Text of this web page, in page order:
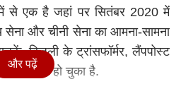
में से एक है जहां पर सितंबर 2020 में
सेना और चीनी सेना का आमना-सामना
बिजली के ट्रांसफॉर्मर, लैंपपोस्ट
पूरा हो चुका है.
और पढ़ें